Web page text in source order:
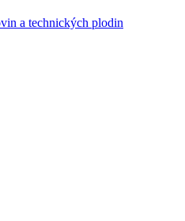
a technických plodin